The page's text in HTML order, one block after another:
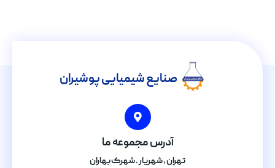
صنایع شیمیایی پوشیران
آدرس مجموعه ما
تهران , شهریار . شهرک بهاران